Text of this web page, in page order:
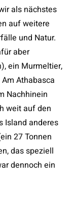
als nächstes
auf weitere
und Natur.
aber
ein Murmeltier,
Athabasca
Nachhinein
weit auf den
Island anderes
27 Tonnen
das speziell
dennoch ein